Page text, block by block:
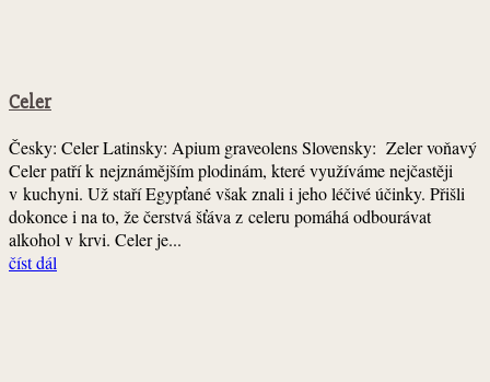
Celer
Česky: Celer Latinsky: Apium graveolens Slovensky: Zeler voňavý
Celer patří k nejznámějším plodinám, které využíváme nejčastěji
v kuchyni. Už staří Egypťané však znali i jeho léčivé účinky. Přišli
dokonce i na to, že čerstvá šťáva z celeru pomáhá odbourávat
alkohol v krvi. Celer je...
číst dál